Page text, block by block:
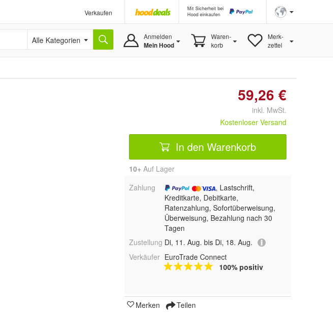
Verkaufen
Mit Sicherheit bei
Hood einkaufen
Alle Kategorien Anmelden
Mein Hood
Waren-
korb
Merk-
zettel
59,26 €
inkl. MwSt.
Kostenloser Versand
In den Warenkorb
10+ Auf Lager
Zahlung
, Lastschrift,
Kreditkarte, Debitkarte,
Ratenzahlung, Sofortüberweisung,
Überweisung, Bezahlung nach 30
Tagen
Zustellung Di, 11. Aug. bis Di, 18. Aug.
Verkäufer EuroTrade Connect
100% positiv
Merken Teilen